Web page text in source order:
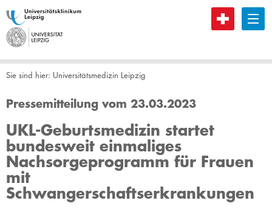
B
Sie sind hier: Universitätsmedizin Leipzig
Pressemitteilung vom 23.03.2023
UKL-Geburtsmedizin startet
bundesweit einmaliges
Nachsorgeprogramm für Frauen
mit
Schwangerschaftserkrankungen